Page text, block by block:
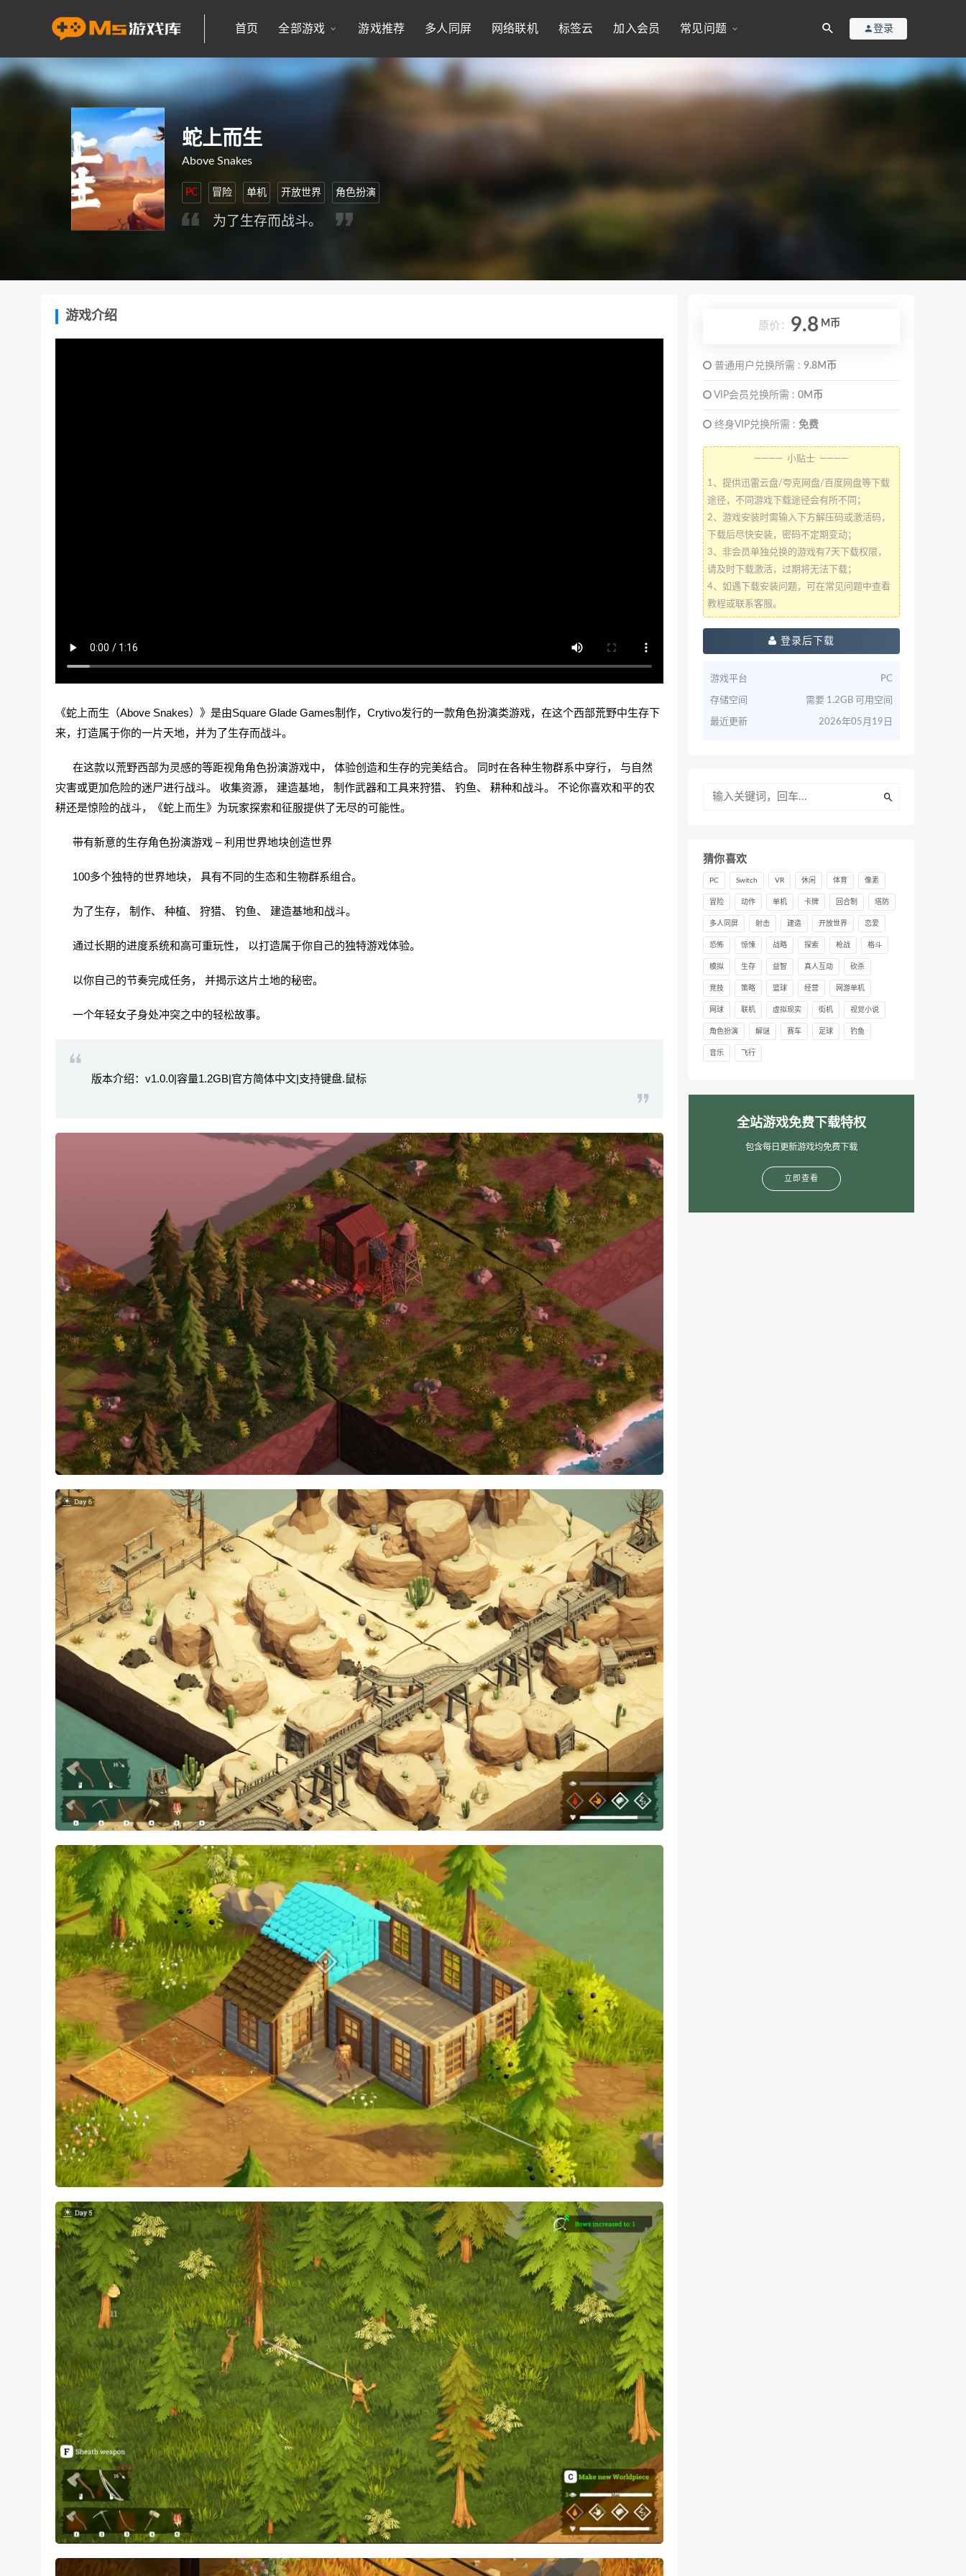
首页 全部游戏 游戏推荐 多人同屏 网络联机 标签云 加入会员 常见问题 登录
蛇上而生
Above Snakes
PC 冒险 单机 开放世界 角色扮演
为了生存而战斗。
游戏介绍
《蛇上而生（Above Snakes）》是由Square Glade Games制作，Crytivo发行的一款角色扮演类游戏，在这个西部荒野中生存下
来，打造属于你的一片天地，并为了生存而战斗。
在这款以荒野西部为灵感的等距视角角色扮演游戏中， 体验创造和生存的完美结合。 同时在各种生物群系中穿行， 与自然
灾害或更加危险的迷尸进行战斗。 收集资源， 建造基地， 制作武器和工具来狩猎、 钓鱼、 耕种和战斗。 不论你喜欢和平的农
耕还是惊险的战斗，《蛇上而生》为玩家探索和征服提供了无尽的可能性。
带有新意的生存角色扮演游戏 – 利用世界地块创造世界
100多个独特的世界地块， 具有不同的生态和生物群系组合。
为了生存， 制作、 种植、 狩猎、 钓鱼、 建造基地和战斗。
通过长期的进度系统和高可重玩性， 以打造属于你自己的独特游戏体验。
以你自己的节奏完成任务， 并揭示这片土地的秘密。
一个年轻女子身处冲突之中的轻松故事。
版本介绍：v1.0.0|容量1.2GB|官方简体中文|支持键盘.鼠标
原价： 9.8 M币
普通用户兑换所需 : 9.8M币
VIP会员兑换所需 : 0M币
终身VIP兑换所需 : 免费
———— 小贴士 ————
1、提供迅雷云盘/夸克网盘/百度网盘等下载
途径，不同游戏下载途径会有所不同；
2、游戏安装时需输入下方解压码或激活码，
下载后尽快安装，密码不定期变动；
3、非会员单独兑换的游戏有7天下载权限，
请及时下载激活，过期将无法下载；
4、如遇下载安装问题，可在常见问题中查看
教程或联系客服。
登录后下载
游戏平台 PC
存储空间 需要 1.2GB 可用空间
最近更新 2026年05月19日
猜你喜欢
PC Switch VR 休闲 体育 像素
冒险 动作 单机 卡牌 回合制 塔防
多人同屏 射击 建造 开放世界 恋爱
恐怖 惊悚 战略 探索 枪战 格斗
模拟 生存 益智 真人互动 砍杀
竞技 策略 篮球 经营 网游单机
网球 联机 虚拟现实 街机 视觉小说
角色扮演 解谜 赛车 足球 钓鱼
音乐 飞行
全站游戏免费下载特权
包含每日更新游戏均免费下载
立即查看